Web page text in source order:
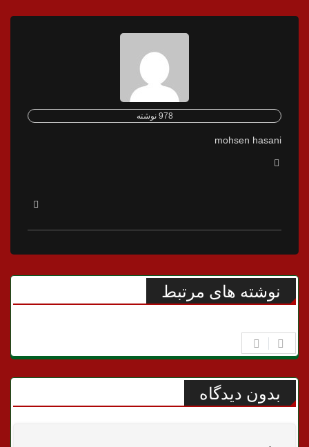
978 نوشته
mohsen hasani
نوشته های مرتبط
بدون دیدگاه